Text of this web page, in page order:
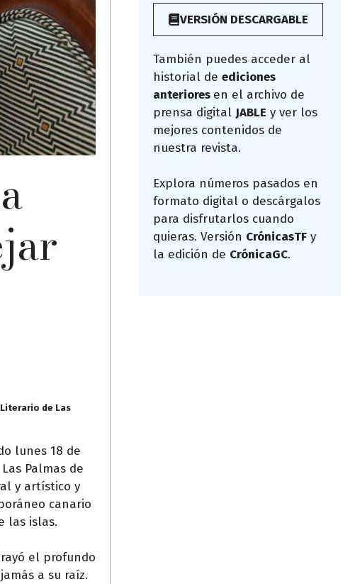
de Las
lunes 18 de
Palmas de
y artístico y
canario
las islas.
el profundo
a su raíz.
VERSIÓN DESCARGABLE
También puedes acceder al
historial de ediciones
anteriores en el archivo de
prensa digital JABLE y ver los
mejores contenidos de
nuestra revista.
Explora números pasados en
formato digital o descárgalos
para disfrutarlos cuando
quieras. Versión CrónicasTF y
la edición de CrónicaGC.